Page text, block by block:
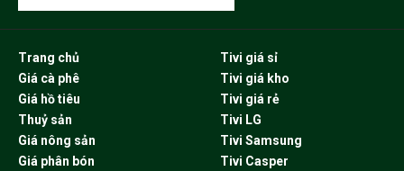
Trang chủ
Giá cà phê
Giá hồ tiêu
Thuỷ sản
Giá nông sản
Giá phân bón
Tivi giá sỉ
Tivi giá kho
Tivi giá rẻ
Tivi LG
Tivi Samsung
Tivi Casper